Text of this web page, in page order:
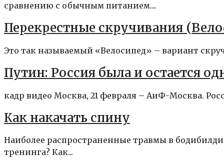
сравнению с обычным питанием....
Перекрестные скручивания
Это так называемый «Велосипед» – вариант
Путин: Россия была и остается
кадр видео Москва, 21 февраля – АиФ-Москва.
Как накачать спину
Наиболее распространенные травмы в
тренинга? Как...